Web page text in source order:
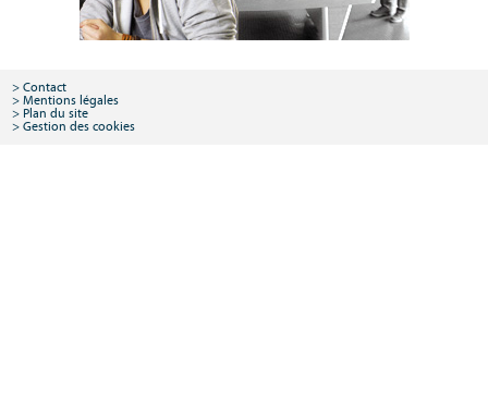
Contact
Mentions légales
Plan du site
Gestion des cookies